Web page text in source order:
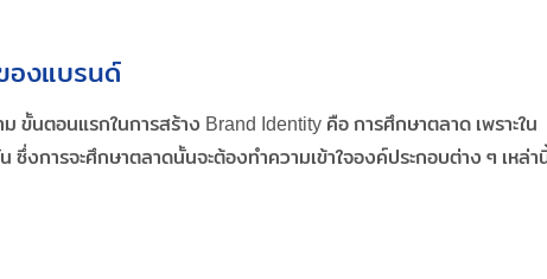
องแบรนด์
ม ขั้นตอนแรกในการสร้าง Brand Identity คือ การศึกษาตลาด เพราะใน
งการจะศึกษาตลาดนั้นจะต้องทำความเข้าใจองค์ประกอบต่าง ๆ เหล่า